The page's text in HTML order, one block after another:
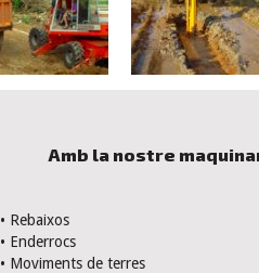
Amb la nostre
• Rebaixos
• Enderrocs
• Moviments de terres